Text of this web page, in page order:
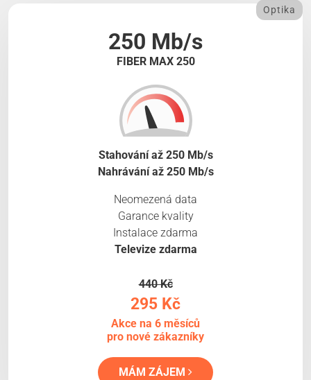
250 Mb/s
FIBER MAX 250
Optika
Stahování až 250 Mb/s
Nahrávání až 250 Mb/s
Neomezená data
Garance kvality
Instalace zdarma
Televize zdarma
440 Kč
295 Kč
Akce na 6 měsíců
pro nové zákazníky
MÁM ZÁJEM